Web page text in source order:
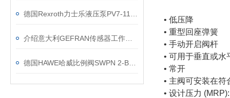
• 低压降
• 重型回座弹簧
• 手动开启阀杆
• 可用于垂直或水
• 常开
• 主阀可安装在符
• 设计压力